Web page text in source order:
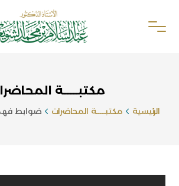
مكتبـــــة
الرئيسية مكتبـــــة المحاضرات ضوابط